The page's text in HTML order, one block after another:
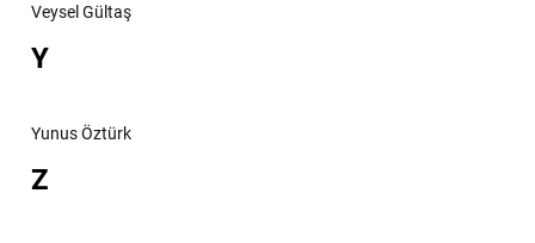
Veysel Gültaş
Y
Yunus Öztürk
Z